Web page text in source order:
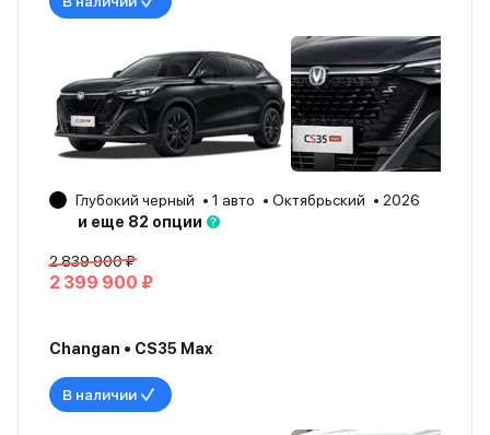
Глубокий черный 1 авто Октябрьский
2026
и еще 82 опции
2 839 900 ₽
2 399 900 ₽
Changan • CS35 Max
В наличии